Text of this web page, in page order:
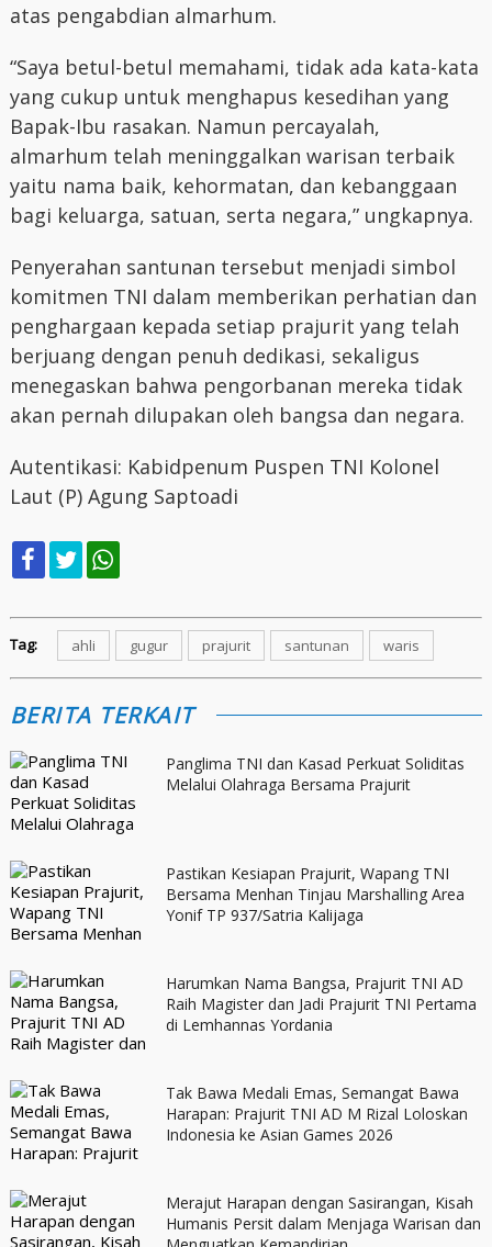
atas pengabdian almarhum.
“Saya betul-betul memahami, tidak ada kata-kata
yang cukup untuk menghapus kesedihan yang
Bapak-Ibu rasakan. Namun percayalah,
almarhum telah meninggalkan warisan terbaik
yaitu nama baik, kehormatan, dan kebanggaan
bagi keluarga, satuan, serta negara,” ungkapnya.
Penyerahan santunan tersebut menjadi simbol
komitmen TNI dalam memberikan perhatian dan
penghargaan kepada setiap prajurit yang telah
berjuang dengan penuh dedikasi, sekaligus
menegaskan bahwa pengorbanan mereka tidak
akan pernah dilupakan oleh bangsa dan negara.
Autentikasi: Kabidpenum Puspen TNI Kolonel
Laut (P) Agung Saptoadi
Tag: ahli gugur prajurit santunan waris
BERITA TERKAIT
Panglima TNI dan Kasad Perkuat Soliditas
Melalui Olahraga Bersama Prajurit
Pastikan Kesiapan Prajurit, Wapang TNI
Bersama Menhan Tinjau Marshalling Area
Yonif TP 937/Satria Kalijaga
Harumkan Nama Bangsa, Prajurit TNI AD
Raih Magister dan Jadi Prajurit TNI Pertama
di Lemhannas Yordania
Tak Bawa Medali Emas, Semangat Bawa
Harapan: Prajurit TNI AD M Rizal Loloskan
Indonesia ke Asian Games 2026
Merajut Harapan dengan Sasirangan, Kisah
Humanis Persit dalam Menjaga Warisan dan